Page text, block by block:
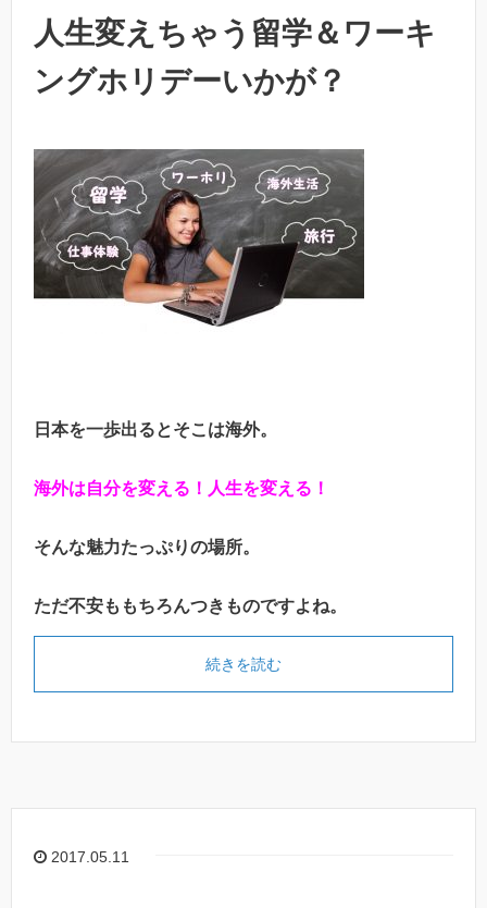
人生変えちゃう留学＆ワーキ
ングホリデーいかが？
日本を一歩出るとそこは海外。
海外は自分を変える！人生を変える！
そんな魅力たっぷりの場所。
ただ不安ももちろんつきものですよね。
続きを読む
2017.05.11